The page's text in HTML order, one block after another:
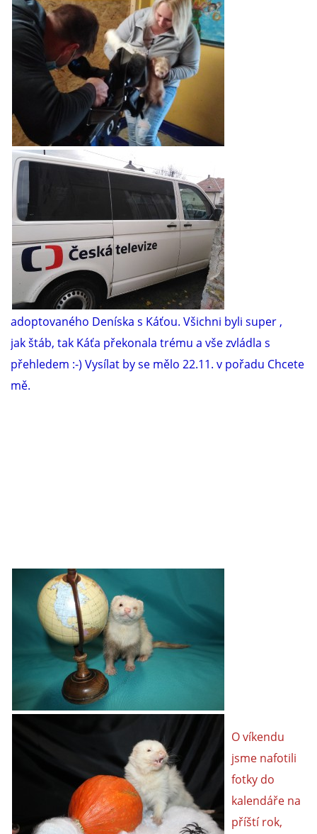
adoptovaného Deníska s Káťou. Všichni byli super ,
jakštáb, tak Káťa překonala trému a vše zvládla s
přehledem :-) Vysílat by se mělo 22.11. v pořadu Chcete
mě.
O víkendu
jsme nafotili
fotky do
kalendáře na
příští rok,